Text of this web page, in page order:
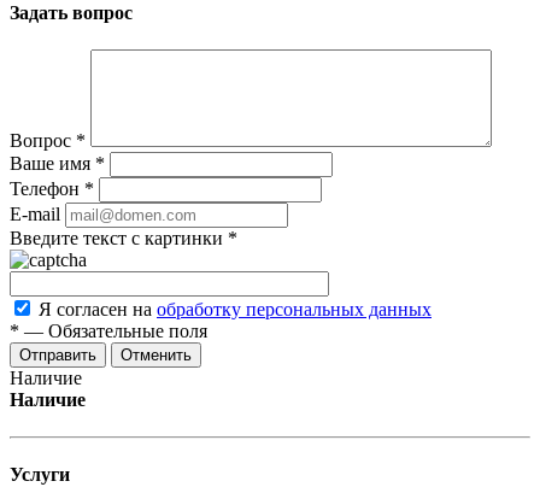
Задать вопрос
Вопрос *
Ваше имя *
Телефон *
E-mail
Введите текст с картинки *
Я согласен на обработку персональных данных
* — Обязательные поля
Отменить
Наличие
Наличие
Услуги